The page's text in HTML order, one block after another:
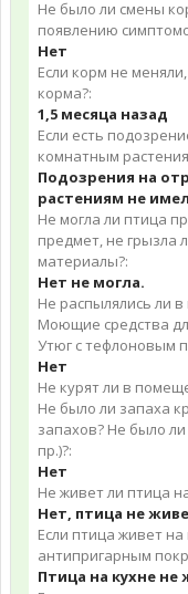
Не было ли смены
появлению
Нет
Если корм не
корма?:
1,5 месяца назад
Если есть
комнатным
Подозрения на
растениям не
Не могла ли птица
предмет, не грызла
материалы?:
Нет не могла.
Не распылялись ли
Моющие средства
Утюг с тефлоновым
Нет
Не курят ли в
Не было ли запаха
запахов? Не было
пр.)?:
Нет
Не живет ли птица
Нет, птица не
Если птица живет на
антипригарным
Птица на кухне не